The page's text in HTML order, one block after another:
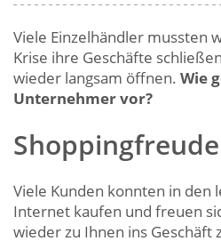
Viele Einzelhändler mussten
Krise ihre Geschäfte
wieder langsam öffnen. Wie
Unternehmer vor?
Viele Kunden konnten in den
Internet kaufen und freuen
wieder zu Ihnen ins Geschäft